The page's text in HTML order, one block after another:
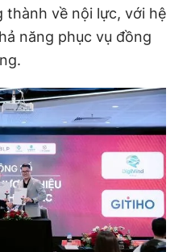
thành về nội lực, với hệ
năng phục vụ đồng